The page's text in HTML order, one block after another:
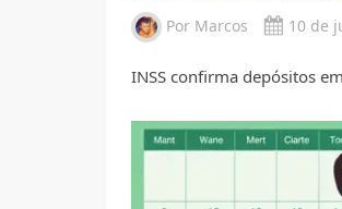
Por Marcos 10 de
INSS confirma depósitos